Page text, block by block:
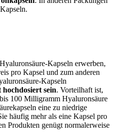
Kapseln erwerben,
pro Kapsel und zum anderen
Kapseln
hochdosiert sein. Vorteilhaft ist,
100 Milligramm Hyaluronsäure
eine zu niedrige
häufig mehr als eine Kapsel pro
Produkten genügt normalerweise